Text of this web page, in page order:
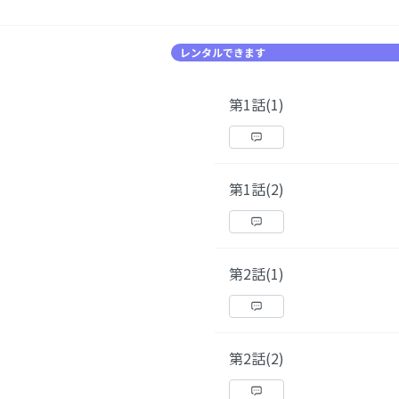
レンタルできます
第1話(1)
第1話(2)
第2話(1)
第2話(2)